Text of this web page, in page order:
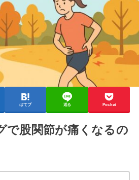
はてブ 送る Pocket
で股関節が痛くなるの